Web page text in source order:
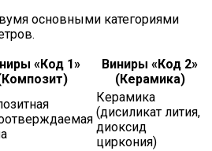
основными категориями
«Код 1»
Виниры «Код 2»
(Керамика)
Керамика
(дисиликат лития,
диоксид
циркония)